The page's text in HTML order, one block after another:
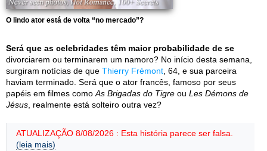
O lindo ator está de volta “no mercado”?
Será que as celebridades têm maior probabilidade de se
divorciarem ou terminarem um namoro? No início desta semana,
surgiram notícias de que Thierry Frémont , 64, e sua parceira
haviam terminado. Será que o ator francês, famoso por seus
papéis em filmes como As Brigadas do Tigre ou Les Démons de
Jésus , realmente está solteiro outra vez?
ATUALIZAÇÃO 8/08/2026 : Esta história parece ser falsa.
(leia mais)